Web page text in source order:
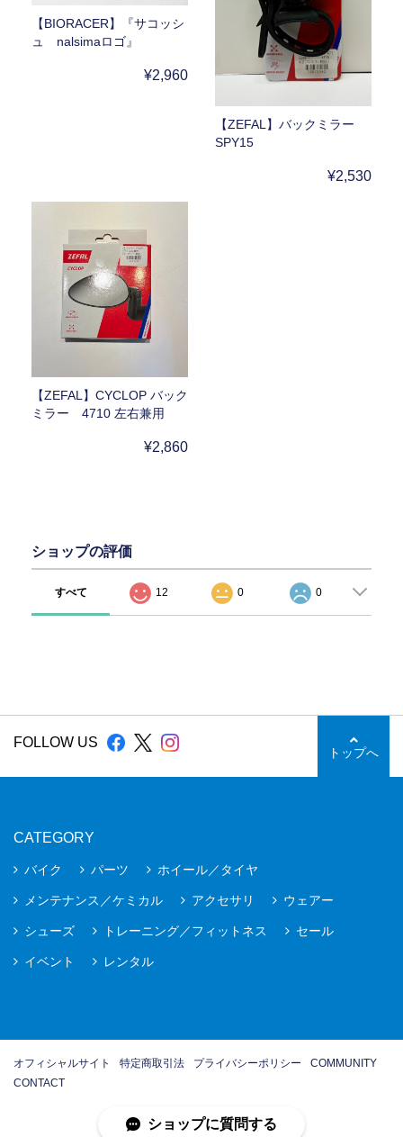
【BIORACER】『サコッシ
ュ nalsimaロゴ』
¥2,960
【ZEFAL】バックミラー
SPY15
¥2,530
【ZEFAL】CYCLOP バック
ミラー 4710 左右兼用
¥2,860
ショップの評価
すべて 12 0 0
FOLLOW US
トップへ
CATEGORY
バイク パーツ ホイール／タイヤ
メンテナンス／ケミカル アクセサリ ウェアー
シューズ トレーニング／フィットネス セール
イベント レンタル
オフィシャルサイト 特定商取引法 プライバシーポリシー
COMMUNITY
CONTACT
ショップに質問する